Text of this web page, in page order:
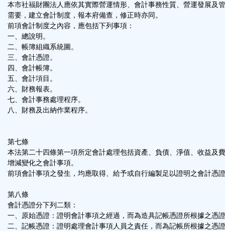
本市社福財團法人應依其實際營運情形、會計事務性質、營運發展及
需要，建立會計制度，報本府備查，修正時亦同。
前項會計制度之內容，應包括下列事項：
一、總說明。
二、帳簿組織系統圖。
三、會計憑證。
四、會計帳簿。
五、會計項目。
六、財務報表。
七、會計事務處理程序。
八、財務及出納作業程序。
第七條
本法第二十四條第一項所定會計處理包括資產、負債、淨值、收益及
增減變化之會計事項。
前項會計事項之發生，均應取得、給予或自行編製足以證明之會計憑
第八條
會計憑證分下列二類：
一、原始憑證：證明會計事項之經過，而為造具記帳憑證所根據之憑
二、記帳憑證：證明處理會計事項人員之責任，而為記帳所根據之憑